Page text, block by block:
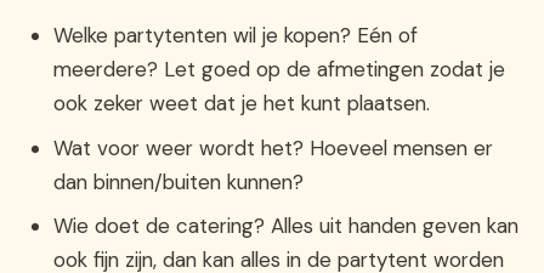
Welke partytenten wil je kopen? Eén of
meerdere? Let goed op de afmetingen zodat je
ook zeker weet dat je het kunt plaatsen.
Wat voor weer wordt het? Hoeveel mensen er
dan binnen/buiten kunnen?
Wie doet de catering? Alles uit handen geven kan
ook fijn zijn, dan kan alles in de partytent worden